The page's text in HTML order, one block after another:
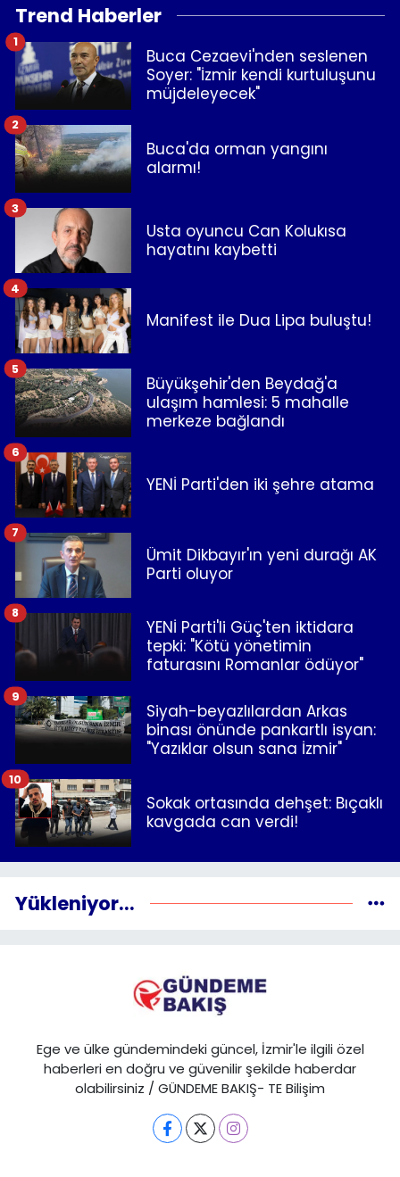
Trend Haberler
Buca Cezaevi'nden seslenen
Soyer: "İzmir kendi kurtuluşunu
müjdeleyecek"
1
Buca'da orman yangını
alarmı!
2
Usta oyuncu Can Kolukısa
hayatını kaybetti
3
Manifest ile Dua Lipa buluştu!
4
Büyükşehir'den Beydağ'a
ulaşım hamlesi: 5 mahalle
merkeze bağlandı
5
YENİ Parti'den iki şehre atama
6
Ümit Dikbayır'ın yeni durağı AK
Parti oluyor
7
YENİ Parti'li Güç'ten iktidara
tepki: "Kötü yönetimin
faturasını Romanlar ödüyor"
8
Siyah-beyazlılardan Arkas
binası önünde pankartlı isyan:
"Yazıklar olsun sana İzmir"
9
Sokak ortasında dehşet: Bıçaklı
kavgada can verdi!
10
Yükleniyor...
Ege ve ülke gündemindeki güncel, İzmir'le ilgili özel
haberleri en doğru ve güvenilir şekilde haberdar
olabilirsiniz / GÜNDEME BAKIŞ- TE Bilişim